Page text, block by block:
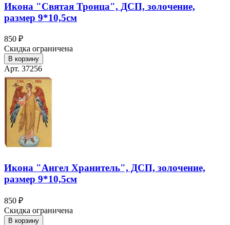
Икона "Святая Троица", ДСП, золочение,
размер 9*10,5см
850 ₽
Скидка ограничена
В корзину
Арт. 37256
Икона "Ангел Хранитель", ДСП, золочение,
размер 9*10,5см
850 ₽
Скидка ограничена
В корзину